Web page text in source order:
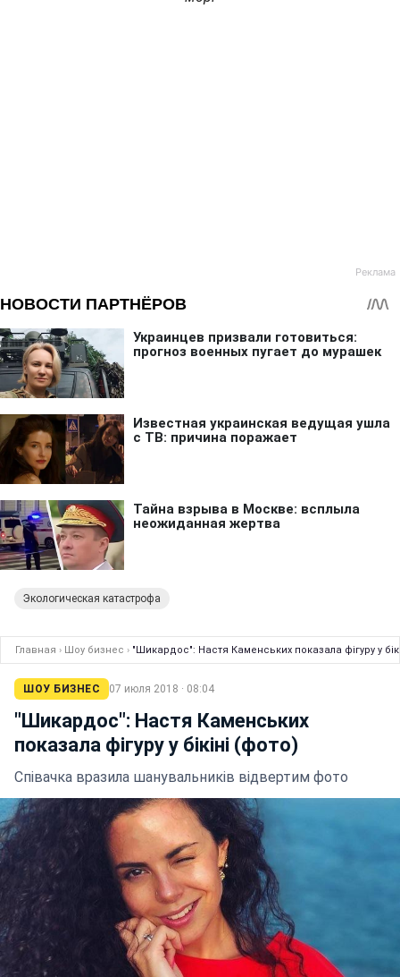
Экологическая катастрофа
Главная › Шоу бизнес › "Шикардос": Настя Каменських показала фігуру у
ШОУ БИЗНЕС 07 июля 2018 · 08:04
"Шикардос": Настя Каменських
показала фігуру у бікіні (фото)
Співачка вразила шанувальників відвертим фото